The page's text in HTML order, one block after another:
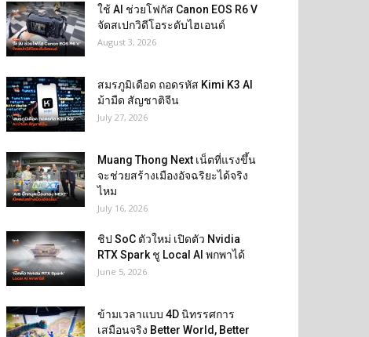
ใช้ AI ช่วยโฟกัส Canon EOS R6 V
จัดสเปกวิดีโอระดับไฮเอนด์
August 3, 2026
สมรภูมิเดือด ถอดรหัส Kimi K3 AI
ม้ามืด สัญชาติจีน
July 27, 2026
Muang Thong Next เน็ตที่แรงขึ้น
จะช่วยสร้างเมืองอัจฉริยะได้จริง
ไหม
July 16, 2026
ชิป SoC ตัวใหม่ เปิดตัว Nvidia
RTX Spark ชู Local AI พกพาได้
June 5, 2026
ข้ามเวลาแบบ 4D นิทรรศการ
เสมือนจริง Better World, Better